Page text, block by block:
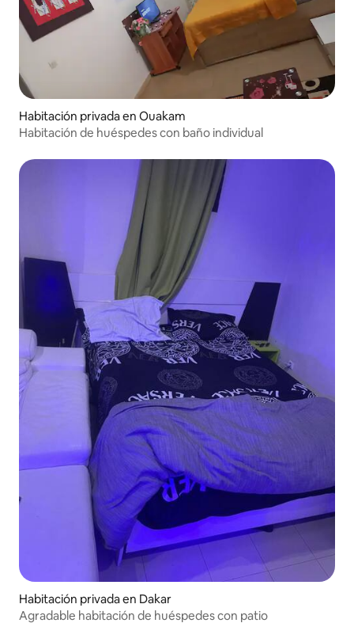
Habitación privada en Ouakam
Habitación de huéspedes con baño individual
Habitación privada en Dakar
Agradable habitación de huéspedes con patio